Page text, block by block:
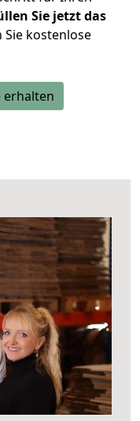
Sie jetzt das
kostenlose
erhalten